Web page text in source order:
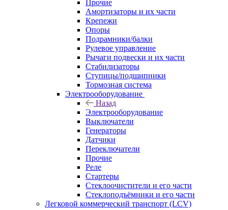
Прочие
Амортизаторы и их части
Крепежи
Опоры
Подрамники/балки
Рулевое управление
Рычаги подвески и их части
Стабилизаторы
Ступицы/подшипники
Тормозная система
Электрооборудование
Назад
Электрооборудование
Выключатели
Генераторы
Датчики
Переключатели
Прочие
Реле
Стартеры
Стеклоочистители и его части
Стеклоподъёмники и его части
Легковой коммерческий транспорт (LCV)